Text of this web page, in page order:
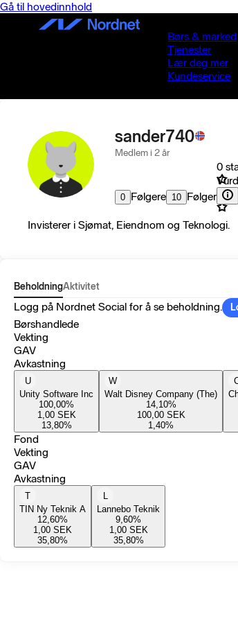
Gå til hovedinnhold
Børs & marked
Tjenester
Lær deg mer
Kundeservice
sander740
Medlem i 2 år
0 Følgere 10 Følger
0
Invisterer i Sjømat, Eiendnom og Teknologi.
BeholdningAktivitet
Logg på Nordnet Social for å se beholdning.
Børshandlede
Vekting
GAV
Avkastning
U
Unity Software Inc
100,00%
1,00 SEK
13,80%
W
Walt Disney Company (The)
14,10%
100,00 SEK
1,40%
Fond
Vekting
GAV
Avkastning
T
TIN Ny Teknik A
12,60%
1,00 SEK
35,80%
L
Lannebo Teknik
9,60%
1,00 SEK
35,80%